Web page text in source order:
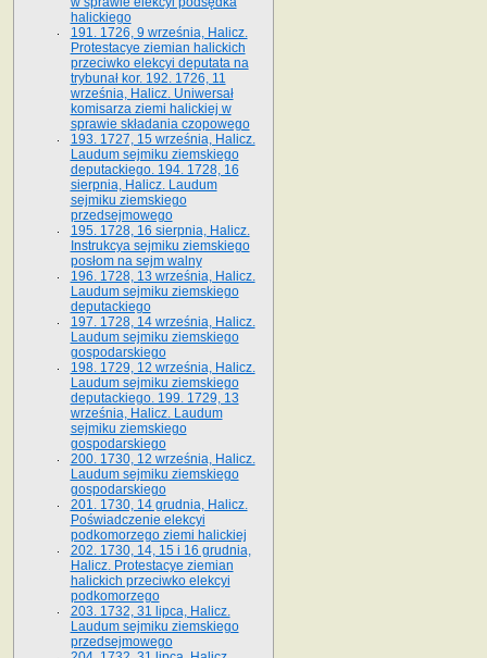
halickiego
191. 1726, 9 września, Halicz.
Protestacye ziemian halickich
przeciwko elekcyi deputata na
trybunał kor. 192. 1726, 11
września, Halicz. Uniwersał
komisarza ziemi halickiej w
sprawie składania czopowego
193. 1727, 15 września, Halicz.
Laudum sejmiku ziemskiego
deputackiego. 194. 1728, 16
sierpnia, Halicz. Laudum
sejmiku ziemskiego
przedsejmowego
195. 1728, 16 sierpnia, Halicz.
Instrukcya sejmiku ziemskiego
posłom na sejm walny
196. 1728, 13 września, Halicz.
Laudum sejmiku ziemskiego
deputackiego
197. 1728, 14 września, Halicz.
Laudum sejmiku ziemskiego
gospodarskiego
198. 1729, 12 września, Halicz.
Laudum sejmiku ziemskiego
deputackiego. 199. 1729, 13
września, Halicz. Laudum
sejmiku ziemskiego
gospodarskiego
200. 1730, 12 września, Halicz.
Laudum sejmiku ziemskiego
gospodarskiego
201. 1730, 14 grudnia, Halicz.
Poświadczenie elekcyi
podkomorzego ziemi halickiej
202. 1730, 14, 15 i 16 grudnia,
Halicz. Protestacye ziemian
halickich przeciwko elekcyi
podkomorzego
203. 1732, 31 lipca, Halicz.
Laudum sejmiku ziemskiego
przedsejmowego